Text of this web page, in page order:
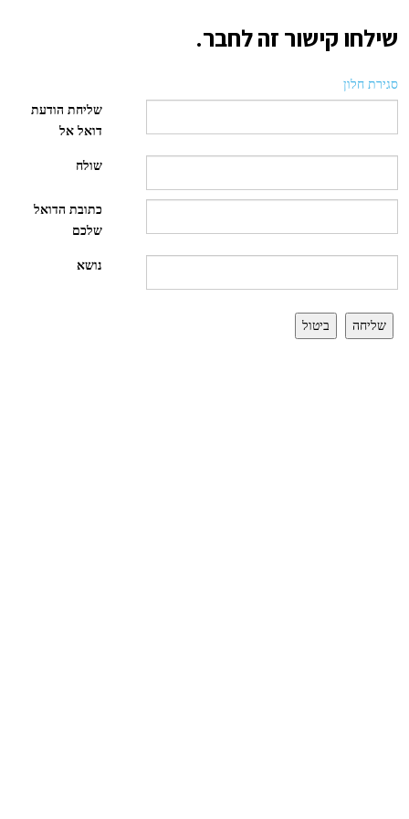
שילחו קישור זה לחבר.
סגירת חלון
שליחת הודעת
דואל אל
שולח
כתובת הדואל
שלכם
נושא
שליחה ביטול